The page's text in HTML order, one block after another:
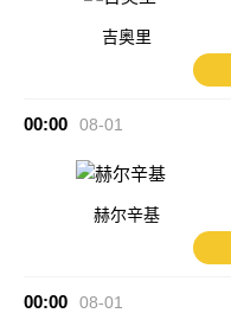
吉奥里
00:00 08-01
赫尔辛基
00:00 08-01